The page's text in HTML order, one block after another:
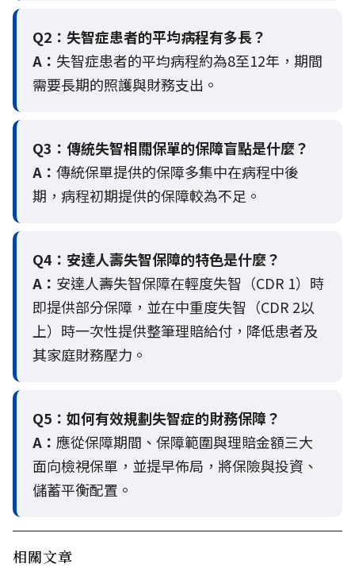
Q2： 失智症患者的平均病程有多長？
A： 失智症患者的平均病程約為8至12年，期間
需要長期的照護與財務支出。
Q3： 傳統失智相關保單的保障盲點是什麼？
A： 傳統保單提供的保障多集中在病程中後
期，病程初期提供的保障較為不足。
Q4： 安達人壽失智保障的特色是什麼？
A： 安達人壽失智保障在輕度失智（CDR 1）時
即提供部分保障，並在中重度失智（CDR 2以
上）時一次性提供整筆理賠給付，降低患者及
其家庭財務壓力。
Q5： 如何有效規劃失智症的財務保障？
A： 應從保障期間、保障範圍與理賠金額三大
面向檢視保單，並提早佈局，將保險與投資、
儲蓄平衡配置。
相關文章